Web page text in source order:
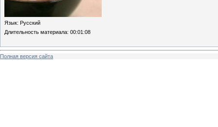
Язык: Русский
Длительность материала: 00:01:08
Полная версия сайта